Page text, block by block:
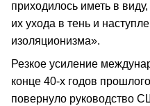
приходилось иметь в
их ухода в тень и
изоляционизма».
Резкое усиление
конце 40-х годов
повернуло руководство